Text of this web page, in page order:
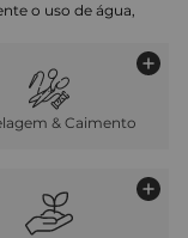
o uso de água,
& Caimento